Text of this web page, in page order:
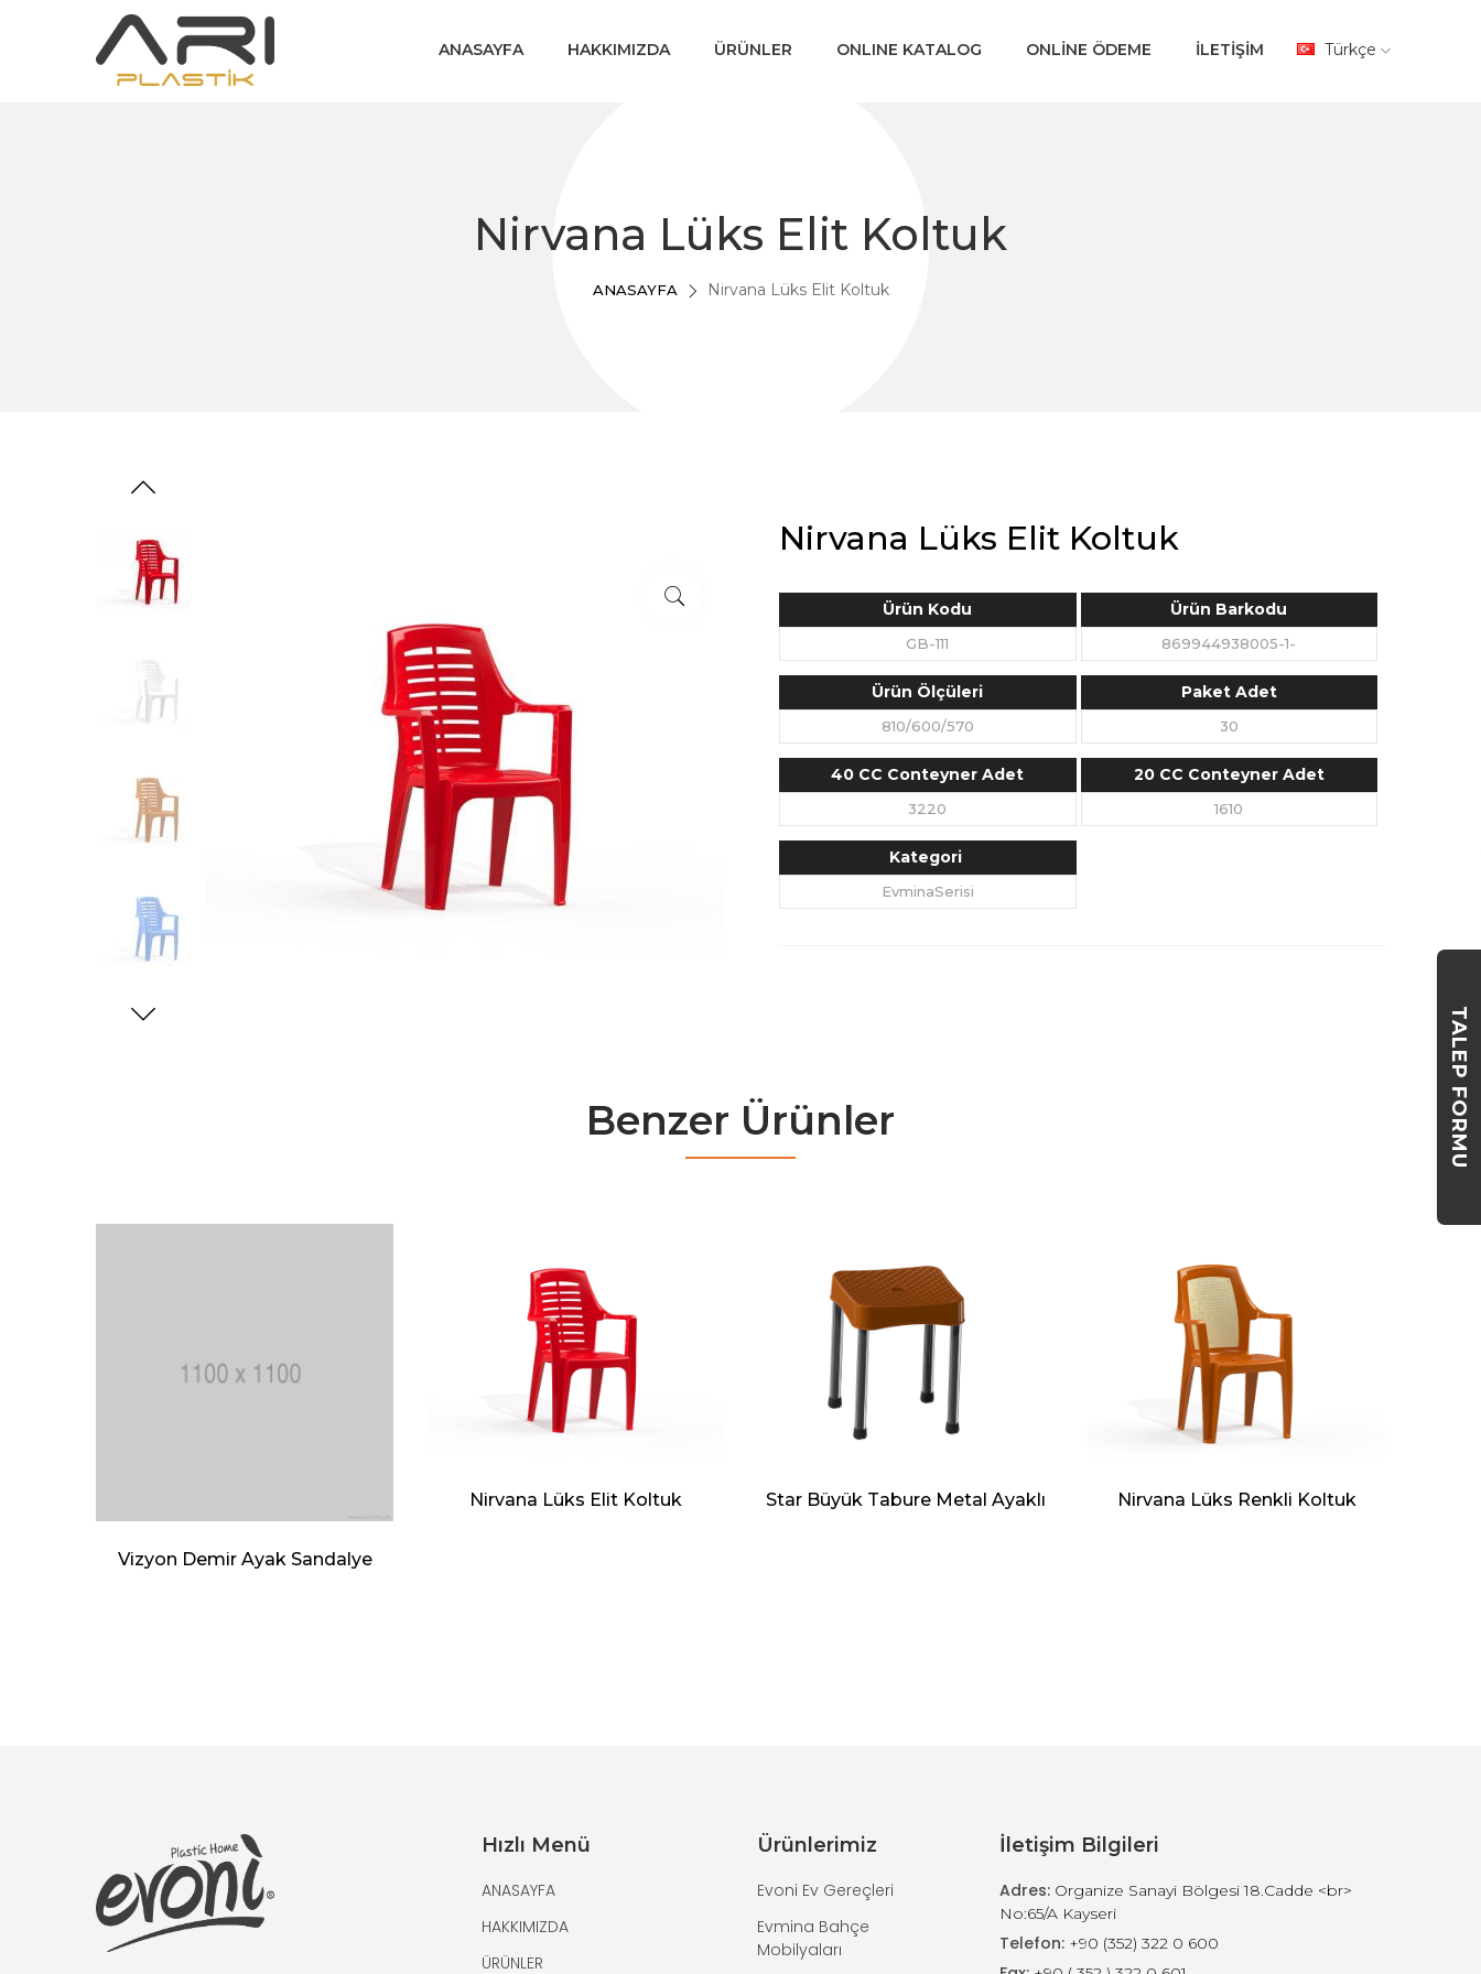
TALEP FORMU
ANASAYFA HAKKIMIZDA ÜRÜNLER ONLINE KATALOG ONLİNE ÖDEME İLETİŞİM Türkçe
Nirvana Lüks Elit Koltuk
ANASAYFA Nirvana Lüks Elit Koltuk
Nirvana Lüks Elit Koltuk
Ürün Kodu
GB-111
Ürün Barkodu
869944938005-1-
Ürün Ölçüleri
810/600/570
Paket Adet
30
40 CC Conteyner Adet
3220
20 CC Conteyner Adet
1610
Kategori
EvminaSerisi
Benzer Ürünler
Vizyon Demir Ayak Sandalye
Nirvana Lüks Elit Koltuk Star Büyük Tabure Metal Ayaklı Nirvana Lüks Renkli Koltuk
Hızlı Menü
ANASAYFA
HAKKIMIZDA
ÜRÜNLER
Ürünlerimiz
Evoni Ev Gereçleri
Evmina Bahçe
Mobilyaları
İletişim Bilgileri
Adres: Organize Sanayi Bölgesi 18.Cadde <br>
No:65/A Kayseri
Telefon: +90 (352) 322 0 600